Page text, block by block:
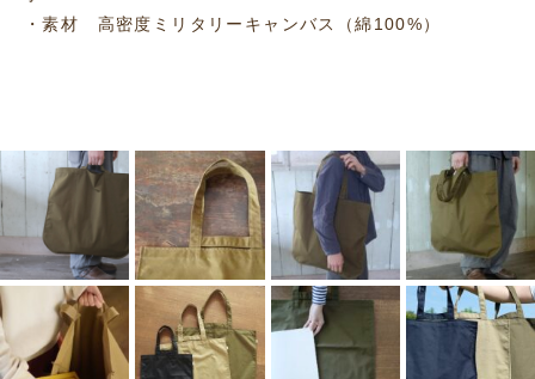
・素材 高密度ミリタリーキャンバス（綿100%）